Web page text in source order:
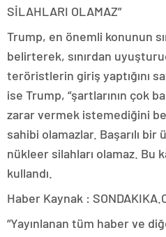
SİLAHLARI OLAMAZ”
Trump, en önemli konunun
belirterek, sınırdan
teröristlerin giriş yaptığını
ise Trump, “şartlarının çok
zarar vermek istemediğini
sahibi olamazlar. Başarılı bir
nükleer silahları olamaz. Bu
kullandı.
Haber Kaynak :
“Yayınlanan tüm haber ve